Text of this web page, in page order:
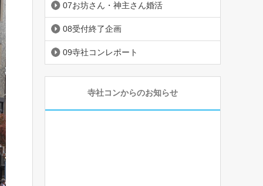
07お坊さん・神主さん婚活
08受付終了企画
09寺社コンレポート
寺社コンからのお知らせ